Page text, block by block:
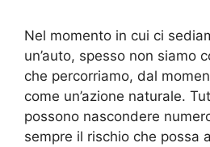
Nel momento in cui ci
un’auto, spesso non siamo
che percorriamo, dal
come un’azione naturale.
possono nascondere
sempre il rischio che possa